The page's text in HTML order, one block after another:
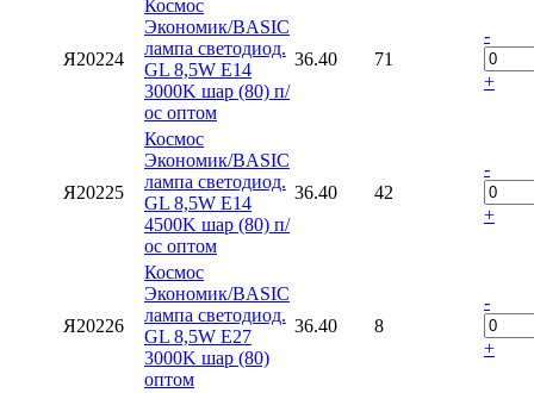
Я20224
Космос
Экономик/BASIC
лампа светодиод.
GL 8,5W E14
3000K шар (80) п/
ос оптом
36.40 71
-
+
Я20225
Космос
Экономик/BASIC
лампа светодиод.
GL 8,5W E14
4500K шар (80) п/
ос оптом
36.40 42
-
+
Я20226
Космос
Экономик/BASIC
лампа светодиод.
GL 8,5W E27
3000K шар (80)
оптом
36.40 8
-
+